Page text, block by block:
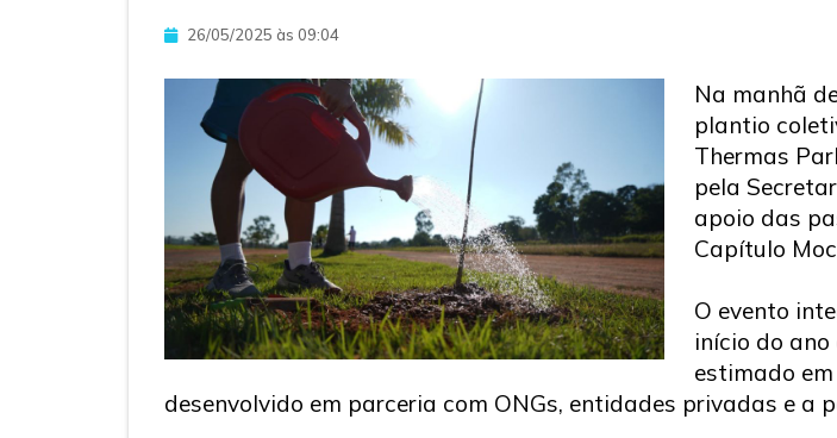
26/05/2025 às 09:04
Na manhã
plantio
Thermas
pela
apoio das
Capítulo
O evento
início do
estimado
desenvolvido em parceria com ONGs, entidades privadas e a